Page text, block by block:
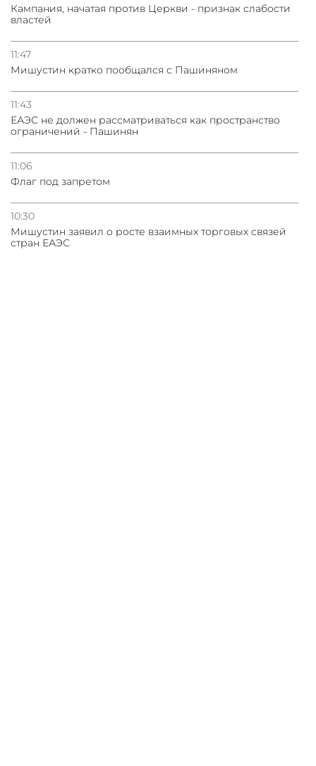
Кампания, начатая против Церкви - признак слабости
властей
11:47
Мишустин кратко пообщался с Пашиняном
11:43
ЕАЭС не должен рассматриваться как пространство
ограничений - Пашинян
11:06
Флаг под запретом
10:30
Мишустин заявил о росте взаимных торговых связей
стран ЕАЭС